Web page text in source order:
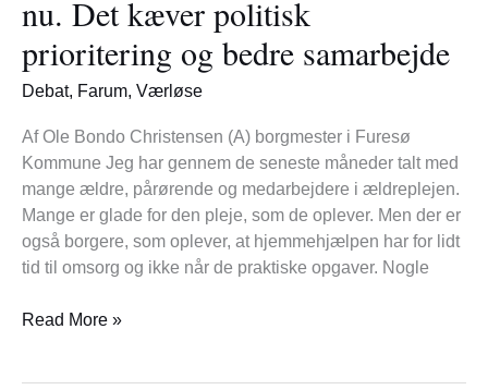
nu. Det kæver politisk
prioritering og bedre samarbejde
Debat, Farum, Værløse
Af Ole Bondo Christensen (A) borgmester i Furesø
Kommune Jeg har gennem de seneste måneder talt med
mange ældre, pårørende og medarbejdere i ældreplejen.
Mange er glade for den pleje, som de oplever. Men der er
også borgere, som oplever, at hjemmehjælpen har for lidt
tid til omsorg og ikke når de praktiske opgaver. Nogle
løfte
ældreplejen
nu.
Det
politisk
prioritering
og
bedre
samarbejde
Read More »